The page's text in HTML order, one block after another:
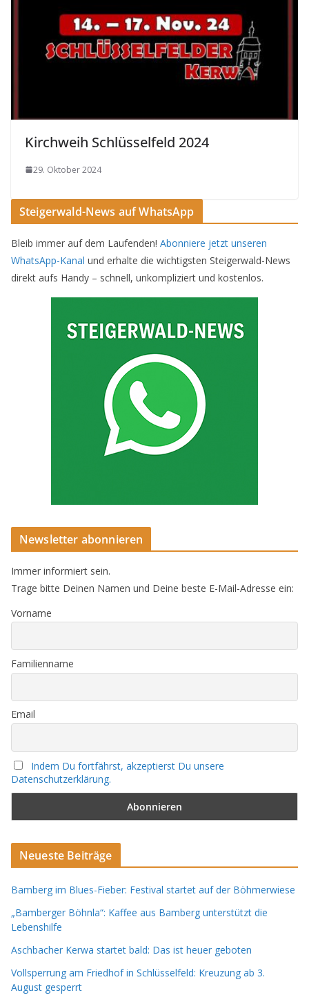
Kirchweih Schlüsselfeld 2024
29. Oktober 2024
Steigerwald-News auf WhatsApp
Bleib immer auf dem Laufenden! Abonniere jetzt unseren
WhatsApp-Kanal und erhalte die wichtigsten Steigerwald-News
direkt aufs Handy – schnell, unkompliziert und kostenlos.
Newsletter abonnieren
Immer informiert sein.
Trage bitte Deinen Namen und Deine beste E-Mail-Adresse ein:
Vorname
Familienname
Email
Indem Du fortfährst, akzeptierst Du unsere
Datenschutzerklärung.
Neueste Beiträge
Bamberg im Blues-Fieber: Festival startet auf der Böhmerwiese
„Bamberger Böhnla“: Kaffee aus Bamberg unterstützt die
Lebenshilfe
Aschbacher Kerwa startet bald: Das ist heuer geboten
Vollsperrung am Friedhof in Schlüsselfeld: Kreuzung ab 3.
August gesperrt